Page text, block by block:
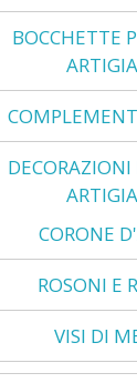
BOCCHETTE
CORONE
ROSONI E
VISI DI